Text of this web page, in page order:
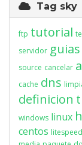
Tag sky
ftp tutorial
servidor guias
source cancelar
cache dns
definicion
windows linux
centos litespeed